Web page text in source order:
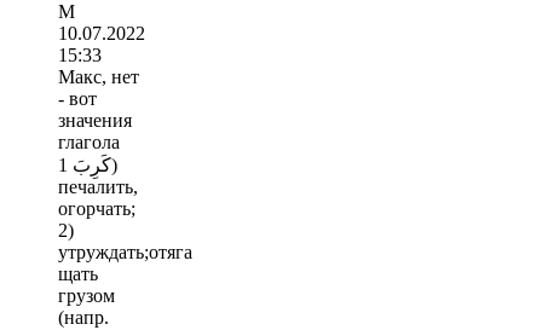
М
10.07.2022
15:33
Макс, нет
- вот
значения
глагола
كَرِبَ 1)
печалить,
огорчать;
2)
утруждать;отяга
щать
грузом
(напр.